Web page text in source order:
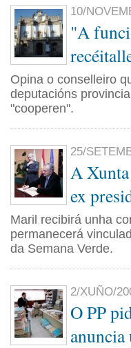
10/
"A
Opina o conselleiro
deputacións
"cooperen".
25/
A
ex
Maril recibirá unha
permanecerá
da Semana Verde.
2/XUÑO/
O PP